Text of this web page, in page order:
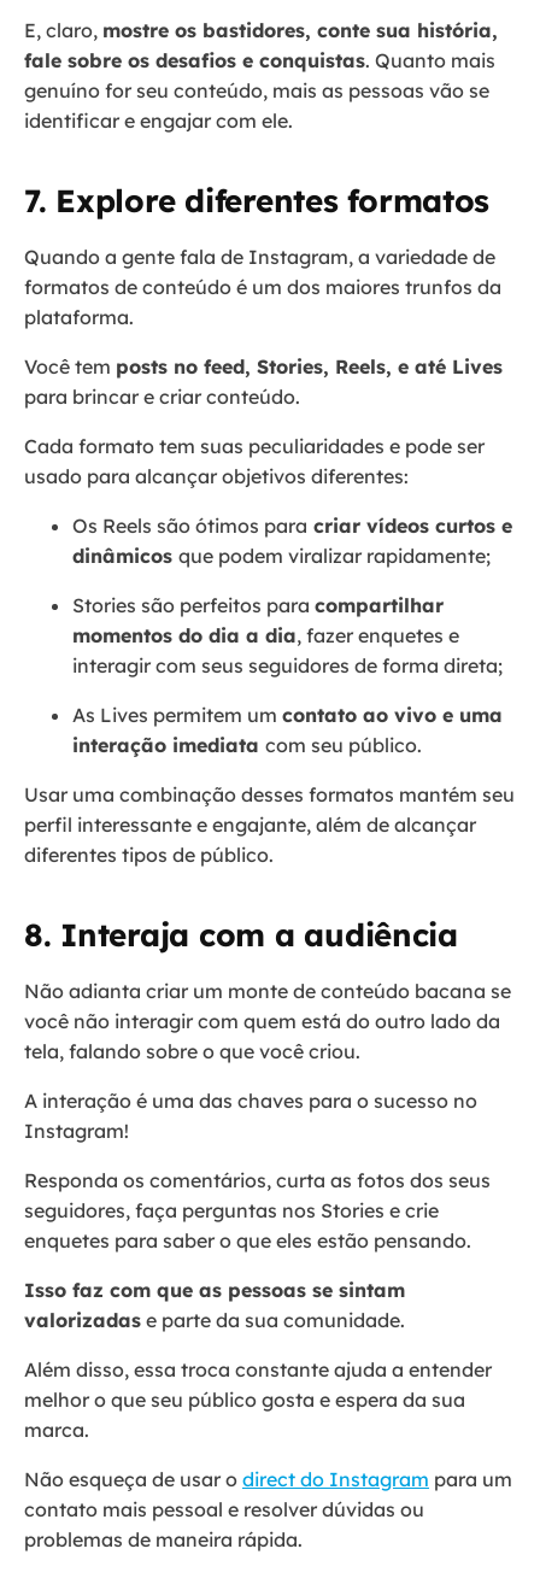
E, claro, mostre os bastidores, conte sua história,
fale sobre os desafios e conquistas. Quanto mais
genuíno for seu conteúdo, mais as pessoas vão se
identificar e engajar com ele.
7. Explore diferentes formatos
Quando a gente fala de Instagram, a variedade de
formatos de conteúdo é um dos maiores trunfos da
plataforma.
Você tem posts no feed, Stories, Reels, e até Lives
para brincar e criar conteúdo.
Cada formato tem suas peculiaridades e pode ser
usado para alcançar objetivos diferentes:
Os Reels são ótimos para criar vídeos curtos e
dinâmicos que podem viralizar rapidamente;
Stories são perfeitos para compartilhar
momentos do dia a dia, fazer enquetes e
interagir com seus seguidores de forma direta;
As Lives permitem um contato ao vivo e uma
interação imediata com seu público.
Usar uma combinação desses formatos mantém seu
perfil interessante e engajante, além de alcançar
diferentes tipos de público.
8. Interaja com a audiência
Não adianta criar um monte de conteúdo bacana se
você não interagir com quem está do outro lado da
tela, falando sobre o que você criou.
A interação é uma das chaves para o sucesso no
Instagram!
Responda os comentários, curta as fotos dos seus
seguidores, faça perguntas nos Stories e crie
enquetes para saber o que eles estão pensando.
Isso faz com que as pessoas se sintam
valorizadas e parte da sua comunidade.
Além disso, essa troca constante ajuda a entender
melhor o que seu público gosta e espera da sua
marca.
Não esqueça de usar o direct do Instagram para um
contato mais pessoal e resolver dúvidas ou
problemas de maneira rápida.